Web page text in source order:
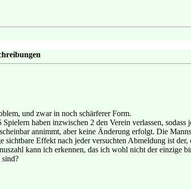
und zwar in noch schärferer Form.
Spielern haben inzwischen 2 den Verein verlassen,
annimmt, aber keine Änderung erfolgt. Die
sichtbare Effekt nach jeder versuchten Abmeldung ist
kann ich erkennen, das ich wohl nicht der einzige
sind?